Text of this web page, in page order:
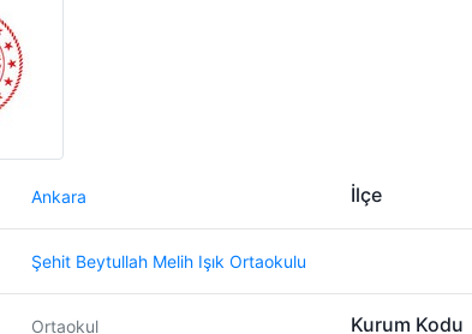
Ankara İlçe
Şehit Beytullah Melih Işık Ortaokulu
Ortaokul Kurum Kodu